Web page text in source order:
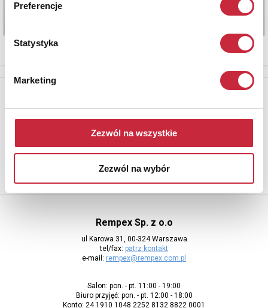
Preferencje
Statystyka
Marketing
Zezwól na wszystkie
Zezwól na wybór
Rempex Sp. z o.o
ul Karowa 31, 00-324 Warszawa
tel/fax: patrz kontakt
e-mail: rempex@rempex.com.pl
Salon: pon. - pt. 11:00 - 19:00
Biuro przyjęć: pon. - pt. 12:00 - 18:00
Konto: 24 1910 1048 2252 8132 8822 0001